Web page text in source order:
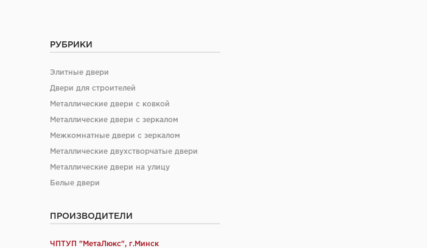
РУБРИКИ
Элитные двери
Двери для строителей
Металлические двери с ковкой
Металлические двери с зеркалом
Межкомнатные двери с зеркалом
Металлические двухстворчатые двери
Металлические двери на улицу
Белые двери
ПРОИЗВОДИТЕЛИ
ЧПТУП "МетаЛюкс", г.Минск